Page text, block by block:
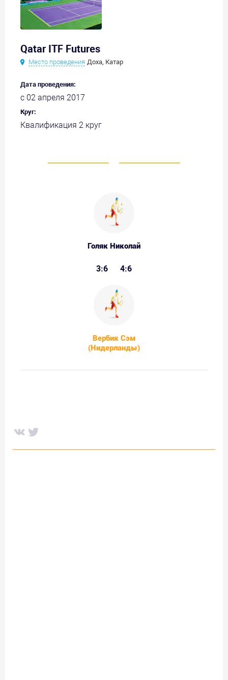
Qatar ITF Futures
Место проведения Доха, Катар
Дата проведения:
с 02 апреля 2017
Круг:
Квалификация 2 круг
Голяк Николай
3:6 4:6
Вербик Сэм
(Нидерланды)